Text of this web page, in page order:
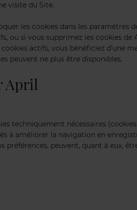
visite du Site.
les cookies dans les
ou si vous supprimez les cookies
actifs, vous bénéficiez d’une
peuvent ne plus être disponibles.
April
techniquement nécessaires
à améliorer la navigation en
peuvent, quant à eux,